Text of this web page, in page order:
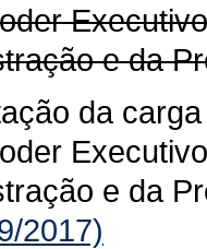
e da
da
e da
2017)